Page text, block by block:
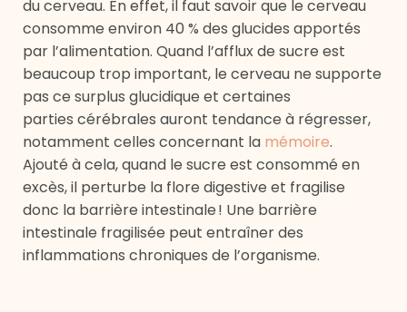
du cerveau. En effet, il faut savoir que le cerveau
consomme environ 40 % des glucides apportés
par l’alimentation. Quand l’afflux de sucre est
beaucoup trop important, le cerveau ne supporte
pas ce surplus glucidique et certaines
parties cérébrales auront tendance à régresser,
notamment celles concernant la mémoire.
Ajouté à cela, quand le sucre est consommé en
excès, il perturbe la flore digestive et fragilise
donc la barrière intestinale ! Une barrière
intestinale fragilisée peut entraîner des
inflammations chroniques de l’organisme.